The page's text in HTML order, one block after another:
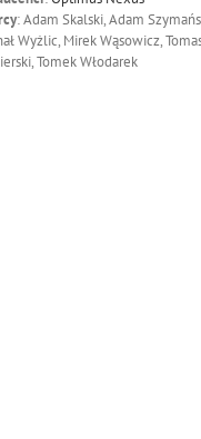
: Adam Skalski, Adam
Wyżlic, Mirek Wąsowicz,
Tomek Włodarek